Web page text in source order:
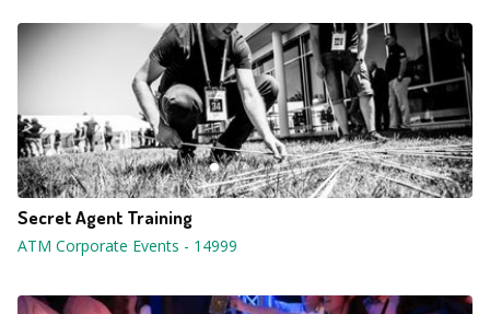
Secret Agent Training
ATM Corporate Events - 14999